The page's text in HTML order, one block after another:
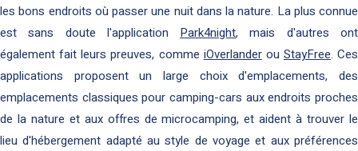
les bons endroits où passer une nuit dans la nature. La plus connue
est sans doute l'application Park4night, mais d'autres ont
également fait leurs preuves, comme iOverlanderou StayFree. Ces
applications proposent un large choix d'emplacements, des
emplacements classiques pour camping-cars aux endroits proches
de la nature et aux offres de microcamping, et aident à trouver le
lieu d'hébergement adapté au style de voyage et aux préférences